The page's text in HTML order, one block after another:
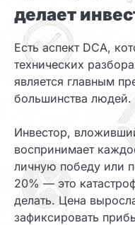
делает
Есть аспект DCA,
технических
является главным
большинства людей.
Инвестор,
воспринимает
личную победу или
20% — это
делать. Цена
зафиксировать